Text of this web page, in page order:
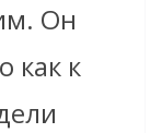
Он
как к